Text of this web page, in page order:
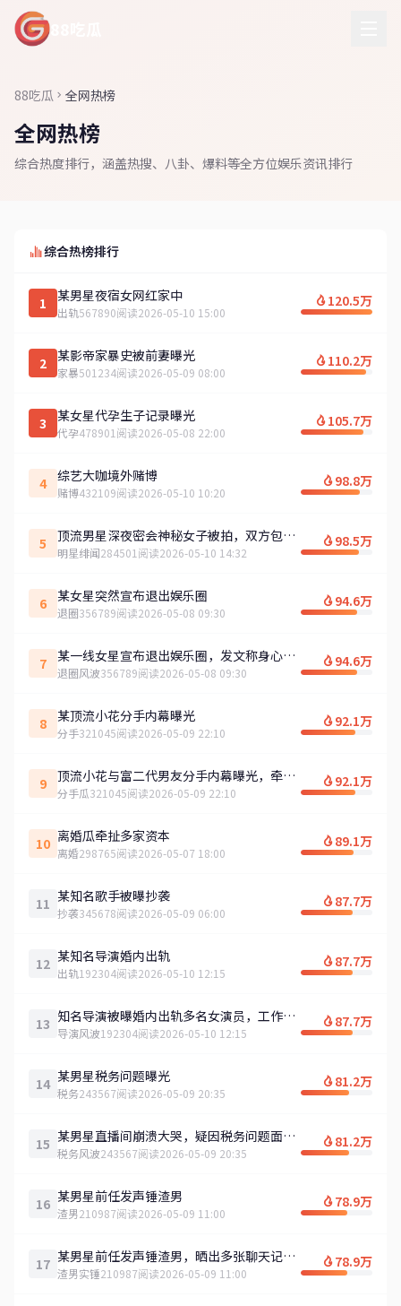
88吃瓜 全网热榜
全网热榜
综合热度排行，涵盖热搜、八卦、爆料等全方位娱乐资讯排行
综合热榜排行
1 某男星夜宿女网红家中
出轨567890阅读2026-05-10 15:00
120.5万
2 某影帝家暴史被前妻曝光
家暴501234阅读2026-05-09 08:00
110.2万
3 某女星代孕生子记录曝光
代孕478901阅读2026-05-08 22:00
105.7万
4 综艺大咖境外赌博
赌博432109阅读2026-05-10 10:20
98.8万
5
顶流男星深夜密会神秘女子被拍，双方包裹
严实疑为避嫌
明星绯闻284501阅读2026-05-10 14:32
98.5万
6 某女星突然宣布退出娱乐圈
退圈356789阅读2026-05-08 09:30
94.6万
7
某一线女星宣布退出娱乐圈，发文称身心俱
疲
退圈风波356789阅读2026-05-08 09:30
94.6万
8 某顶流小花分手内幕曝光
分手321045阅读2026-05-09 22:10
92.1万
9 顶流小花与富二代男友分手内幕曝光，牵扯
多家资本
分手瓜321045阅读2026-05-09 22:10
92.1万
10 离婚瓜牵扯多家资本
离婚298765阅读2026-05-07 18:00
89.1万
11 某知名歌手被曝抄袭
抄袭345678阅读2026-05-09 06:00
87.7万
12 某知名导演婚内出轨
出轨192304阅读2026-05-10 12:15
87.7万
13 知名导演被曝婚内出轨多名女演员，工作室
紧急发声明
导演风波192304阅读2026-05-10 12:15
87.7万
14 某男星税务问题曝光
税务243567阅读2026-05-09 20:35
81.2万
15 某男星直播间崩溃大哭，疑因税务问题面临
巨额罚款
税务风波243567阅读2026-05-09 20:35
81.2万
16 某男星前任发声锤渣男
渣男210987阅读2026-05-09 11:00
78.9万
17 某男星前任发声锤渣男，晒出多张聊天记录
和转账截图
渣男实锤210987阅读2026-05-09 11:00
78.9万